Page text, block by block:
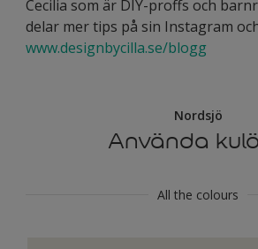
Cecilia som är DIY-proffs och
delar mer tips på sin Instagram
www.designbycilla.se/blogg
Nordsjö
Använda
All the colours